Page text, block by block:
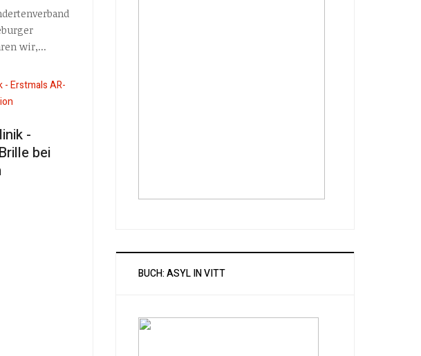
wir,...
-
bei
BUCH: ASYL IN VITT